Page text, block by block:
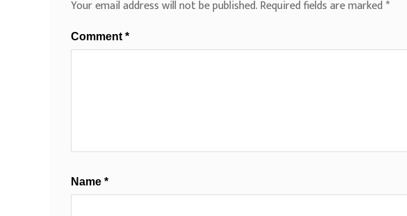
Your email address will not be published.Required fields are marked*
Comment *
Name *